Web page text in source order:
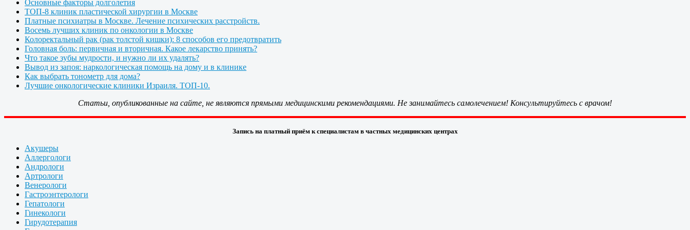
Основные факторы долголетия
ТОП-8 клиник пластической хирургии в Москве
Платные психиатры в Москве. Лечение психических расстройств.
Восемь лучших клиник по онкологии в Москве
Колоректальный рак (рак толстой кишки): 8 способов его предотвратить
Головная боль: первичная и вторичная. Какое лекарство принять?
Что такое зубы мудрости, и нужно ли их удалять?
Вывод из запоя: наркологическая помощь на дому и в клинике
Как выбрать тонометр для дома?
Лучшие онкологические клиники Израиля. ТОП-10.
Статьи, опубликованные на сайте, не являются прямыми медицинскими рекомендациями. Не занимайтесь самолечением! Консультируйтесь с врачом!
Запись на платный приём к специалистам в частных медицинских центрах
Акушеры
Аллергологи
Андрологи
Артрологи
Венерологи
Гастроэнтерологи
Гепатологи
Гинекологи
Гирудотерапия